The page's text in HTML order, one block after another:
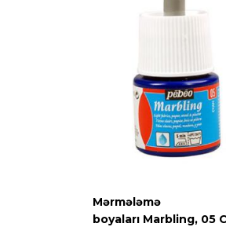
Mərmələmə
boyaları Marbling, 05